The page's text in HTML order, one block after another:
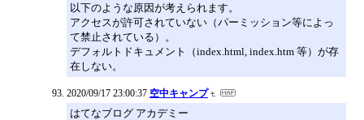
以下のような原因が考えられます。
アクセスが許可されていない（パーミッション等によっ
て禁止されている）。
デフォルトドキュメント（index.html, index.htm 等）が存
在しない。
2020/09/17 23:00:37 空中キャンプ
はてなブログ アカデミー